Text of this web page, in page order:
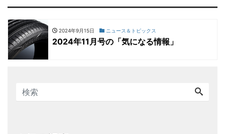
2024年9月15日 ニュース＆トピックス
2024年11月号の「気になる情報」